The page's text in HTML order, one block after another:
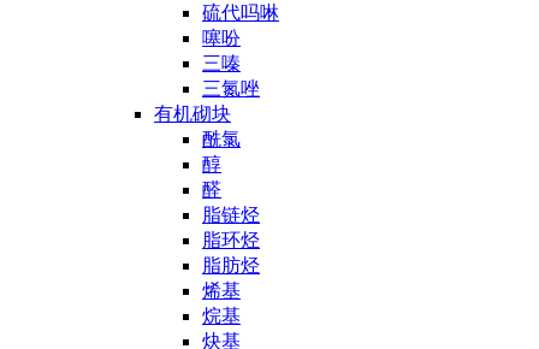
硫代吗啉
噻吩
三嗪
三氮唑
有机砌块
酰氯
醇
醛
脂链烃
脂环烃
脂肪烃
烯基
烷基
炔基